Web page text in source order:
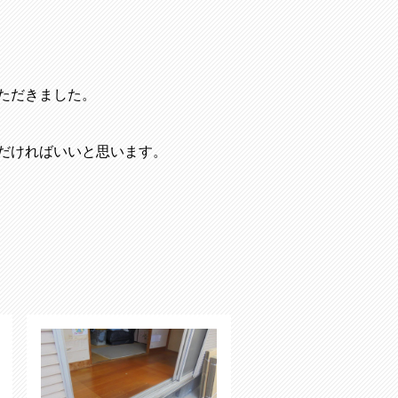
きました。
ればいいと思います。